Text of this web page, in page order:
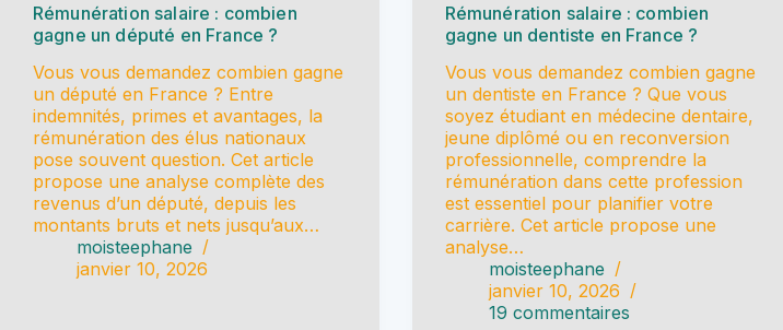
Rémunération salaire : combien
gagne un député en France ?
Vous vous demandez combien gagne
un député en France ? Entre
indemnités, primes et avantages, la
rémunération des élus nationaux
pose souvent question. Cet article
propose une analyse complète des
revenus d’un député, depuis les
montants bruts et nets jusqu’aux…
moisteephane
janvier 10, 2026
Rémunération salaire : combien
gagne un dentiste en France ?
Vous vous demandez combien gagne
un dentiste en France ? Que vous
soyez étudiant en médecine dentaire,
jeune diplômé ou en reconversion
professionnelle, comprendre la
rémunération dans cette profession
est essentiel pour planifier votre
carrière. Cet article propose une
analyse…
moisteephane
janvier 10, 2026
19 commentaires